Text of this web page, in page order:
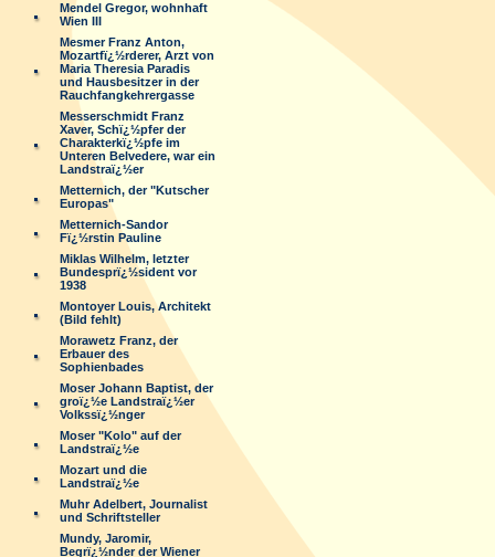
Mendel Gregor, wohnhaft
Wien III
Mesmer Franz Anton,
Mozartfï¿½rderer, Arzt von
Maria Theresia Paradis
und Hausbesitzer in der
Rauchfangkehrergasse
Messerschmidt Franz
Xaver, Schï¿½pfer der
Charakterkï¿½pfe im
Unteren Belvedere, war ein
Landstraï¿½er
Metternich, der "Kutscher
Europas"
Metternich-Sandor
Fï¿½rstin Pauline
Miklas Wilhelm, letzter
Bundesprï¿½sident vor
1938
Montoyer Louis, Architekt
(Bild fehlt)
Morawetz Franz, der
Erbauer des
Sophienbades
Moser Johann Baptist, der
groï¿½e Landstraï¿½er
Volkssï¿½nger
Moser "Kolo" auf der
Landstraï¿½e
Mozart und die
Landstraï¿½e
Muhr Adelbert, Journalist
und Schriftsteller
Mundy, Jaromir,
Begrï¿½nder der Wiener